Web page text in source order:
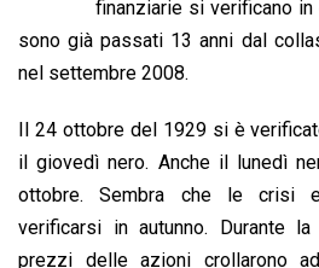
o
o
s
A
p
e
d
I
a
d
l
L
i
finanziarie si verificano
sono già passati 13 anni dal
nel settembre 2008.
Il 24 ottobre del 1929 si è
il giovedì nero. Anche il lunedì
ottobre. Sembra che le crisi
verificarsi in autunno. Durante
prezzi delle azioni crollarono